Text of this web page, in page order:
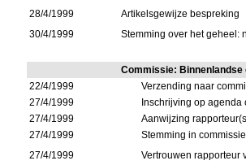
28/4/1999
Artikelsgewijze bespreking
30/4/1999
Stemming over het geheel:
Commissie:
22/4/1999
Verzending naar
27/4/1999
Inschrijving op agenda
27/4/1999
Aanwijzing
27/4/1999
Stemming in
27/4/1999
Vertrouwen rapporteur